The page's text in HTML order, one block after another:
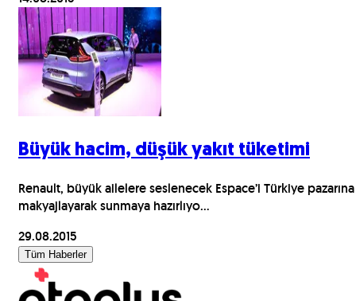
Büyük hacim, düşük yakıt tüketimi
Renault, büyük ailelere seslenecek Espace’i Türkiye pazarına
makyajlayarak sunmaya hazırlıyo...
29.08.2015
Tüm Haberler